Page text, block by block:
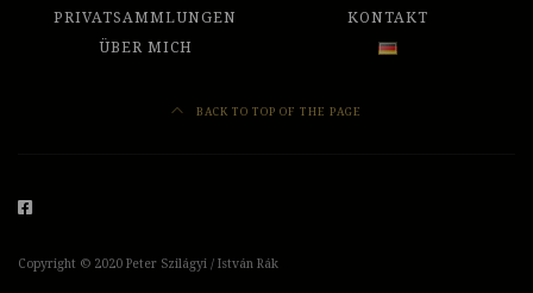
PRIVATSAMMLUNGEN
KONTAKT
ÜBER MICH
BACK TO TOP OF THE PAGE
Copyright © 2020 Peter Szilágyi / István Rák